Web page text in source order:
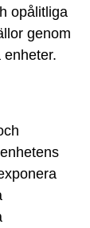
opålitliga
genom